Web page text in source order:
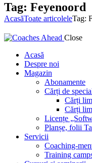
Tag: Feyenoord
AcasăToate articoleleTag:
Close
Acasă
Despre noi
Magazin
Abonamente
Cărți de
Cărți
Cărți
Licențe
Planșe, folii
Servicii
Coaching-
Training